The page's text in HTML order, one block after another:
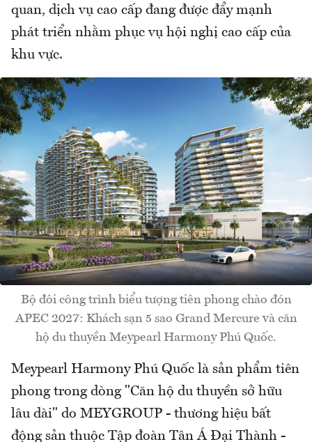
quan, dịch vụ cao cấp đang được đẩy mạnh
phát triển nhằm phục vụ hội nghị cao cấp của
khu vực.
Bộ đôi công trình biểu tượng tiên phong chào đón
APEC 2027: Khách sạn 5 sao Grand Mercure và căn
hộ du thuyền Meypearl Harmony Phú Quốc.
Meypearl Harmony Phú Quốc là sản phẩm tiên
phong trong dòng "Căn hộ du thuyền sở hữu
lâu dài" do MEYGROUP - thương hiệu bất
động sản thuộc Tập đoàn Tân Á Đại Thành -